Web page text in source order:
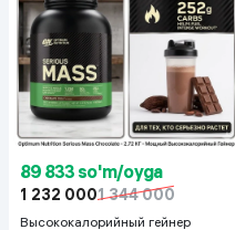
89 833 so'm/oyga
1 232 0001 344 000
Высококалорийный гейнер